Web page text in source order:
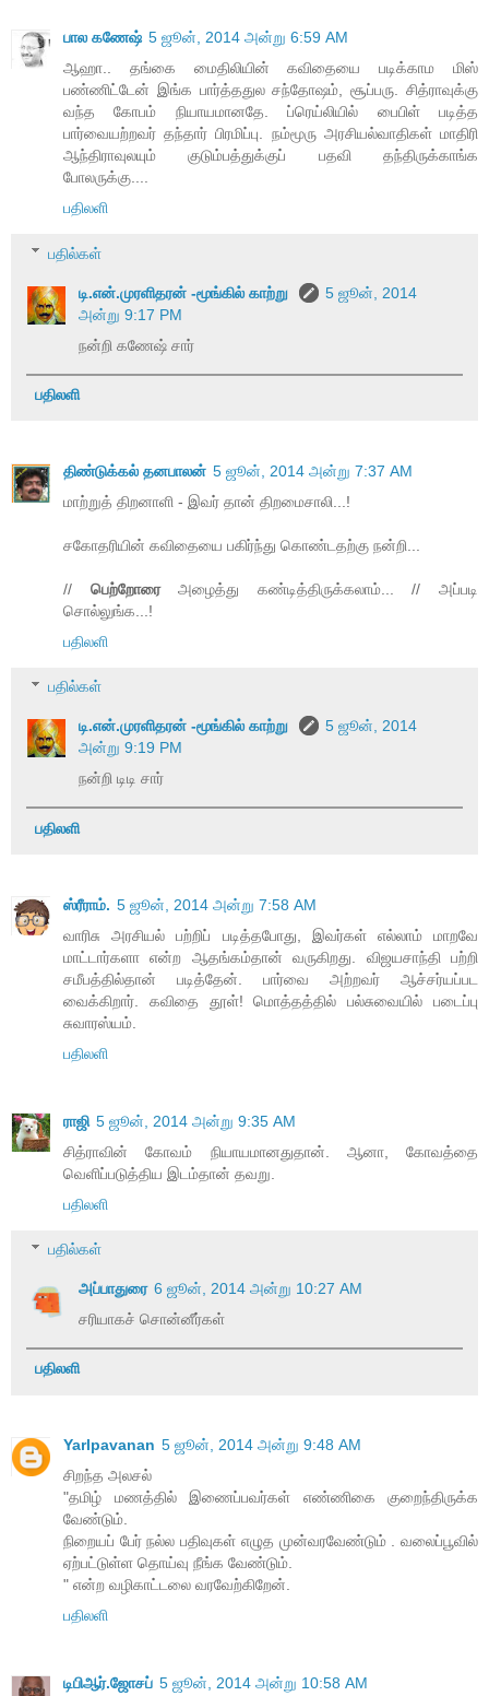
பால கணேஷ் 5 ஜூன், 2014 அன்று 6:59 AM
ஆஹா.. தங்கை மைதிலியின் கவிதையை படிக்காம மிஸ்
பண்ணிட்டேன் இங்க பார்த்ததுல சந்தோஷம், சூப்பரு. சித்ராவுக்கு
வந்த கோபம் நியாயமானதே. ப்ரெய்லியில் பைபிள் படித்த
பார்வையற்றவர் தந்தார் பிரமிப்பு. நம்மூரு அரசியல்வாதிகள் மாதிரி
ஆந்திராவுலயும் குடும்பத்துக்குப் பதவி தந்திருக்காங்க
போலருக்கு....
பதிலளி
பதில்கள்
டி.என்.முரளிதரன் -மூங்கில் காற்று
5 ஜூன், 2014
அன்று 9:17 PM
நன்றி கணேஷ் சார்
பதிலளி
திண்டுக்கல் தனபாலன் 5 ஜூன், 2014 அன்று 7:37 AM
மாற்றுத் திறனாளி - இவர் தான் திறமைசாலி...!
சகோதரியின் கவிதையை பகிர்ந்து கொண்டதற்கு நன்றி...
// பெற்றோரைஅழைத்து கண்டித்திருக்கலாம்... // அப்படி
சொல்லுங்க...!
பதிலளி
பதில்கள்
டி.என்.முரளிதரன் -மூங்கில் காற்று
5 ஜூன், 2014
அன்று 9:19 PM
நன்றி டிடி சார்
பதிலளி
ஸ்ரீராம். 5 ஜூன், 2014 அன்று 7:58 AM
வாரிசு அரசியல் பற்றிப் படித்தபோது, இவர்கள் எல்லாம் மாறவே
மாட்டார்களா என்ற ஆதங்கம்தான் வருகிறது. விஜயசாந்தி பற்றி
சமீபத்தில்தான் படித்தேன். பார்வை அற்றவர் ஆச்சர்யப்பட
வைக்கிறார். கவிதை தூள்! மொத்தத்தில் பல்சுவையில் படைப்பு
சுவாரஸ்யம்.
பதிலளி
ராஜி 5 ஜூன், 2014 அன்று 9:35 AM
சித்ராவின் கோவம் நியாயமானதுதான். ஆனா, கோவத்தை
வெளிப்படுத்திய இடம்தான் தவறு.
பதிலளி
பதில்கள்
அப்பாதுரை 6 ஜூன், 2014 அன்று 10:27 AM
சரியாகச் சொன்னீர்கள்
பதிலளி
Yarlpavanan 5 ஜூன், 2014 அன்று 9:48 AM
சிறந்த அலசல்
"தமிழ் மணத்தில் இணைப்பவர்கள் எண்ணிகை குறைந்திருக்க
வேண்டும்.
நிறையப் பேர் நல்ல பதிவுகள் எழுத முன்வரவேண்டும் . வலைப்பூவில்
ஏற்பட்டுள்ள தொய்வு நீங்க வேண்டும்.
" என்ற வழிகாட்டலை வரவேற்கிறேன்.
பதிலளி
டிபிஆர்.ஜோசப் 5 ஜூன், 2014 அன்று 10:58 AM